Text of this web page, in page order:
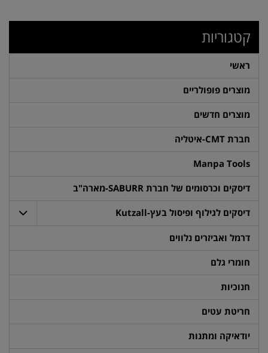
קטגוריות
ראשי
מוצרים פופולריים
מוצרים חדשים
חברת CMT-איטליה
Manpa Tools
דיסקים וכרסומים של חברת SABURR-מארה"ב
דיסקים לגילוף ופיסול בעץ-Kutzall
דרמל ואביזרים נלווים
חומרי גלם
חנוכיות
חריטת עטים
יודאיקה ומתנות